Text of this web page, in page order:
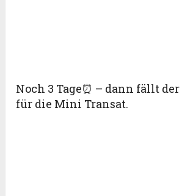
Noch 3 Tage⏰ – dann fällt
für die Mini Transat.